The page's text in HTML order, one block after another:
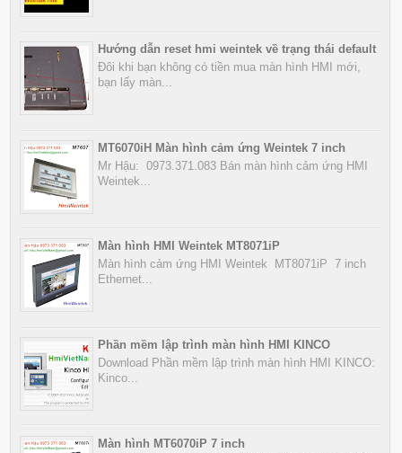
Hướng dẫn reset hmi weintek về trạng thái default
Đôi khi bạn không có tiền mua màn hình HMI mới,
bạn lấy màn...
MT6070iH Màn hình cảm ứng Weintek 7 inch
Mr Hậu: 0973.371.083 Bán màn hình cảm ứng HMI
Weintek...
Màn hình HMI Weintek MT8071iP
Màn hình cảm ứng HMI Weintek MT8071iP 7 inch
Ethernet...
Phần mềm lập trình màn hình HMI KINCO
Download Phần mềm lập trình màn hình HMI KINCO:
Kinco...
Màn hình MT6070iP 7 inch